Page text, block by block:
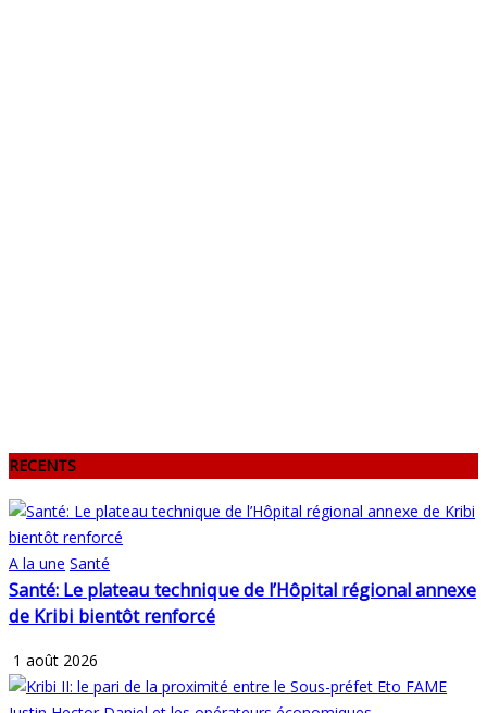
RECENTS
A la une Santé
Santé: Le plateau technique de l’Hôpital régional annexe
de Kribi bientôt renforcé
1 août 2026